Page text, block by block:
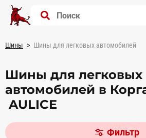
Шины Шины для легковых автомобилей
Шины для легковых
автомобилей в
AULICE
Фильтр